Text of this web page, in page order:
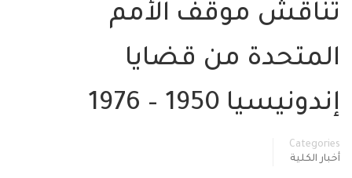
تناقش موقف الأمم
المتحدة من قضايا
إندونيسيا 1950 – 1976
Categories
أخبار الكلية